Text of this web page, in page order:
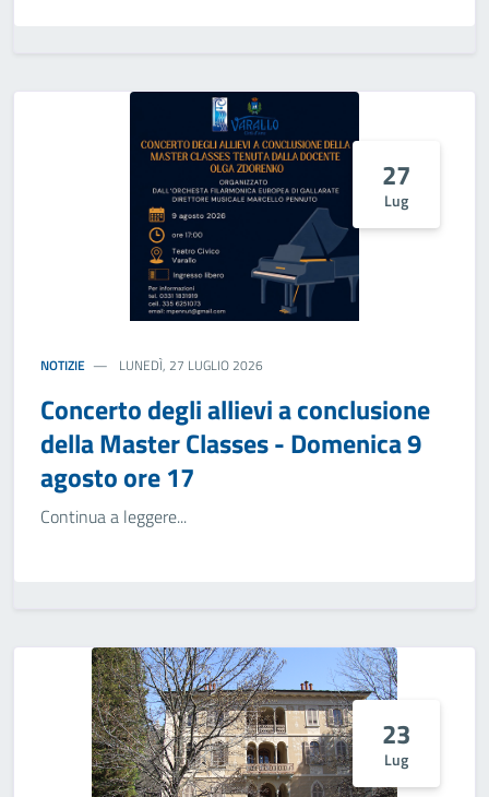
27
Lug
NOTIZIE LUNEDÌ, 27 LUGLIO 2026
Concerto degli allievi a conclusione
della Master Classes - Domenica 9
agosto ore 17
Continua a leggere...
23
Lug